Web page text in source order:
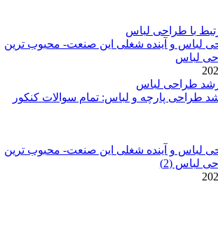
لباس و آینده شغلی این صنعت- محبوب ترین
لباس
طراحی پارچه و لباس: تمام سوالات کنکور
لباس و آینده شغلی این صنعت- محبوب ترین
لباس (2)